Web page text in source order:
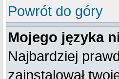
Powrót do góry
Mojego języka
Najbardziej
zainstalował